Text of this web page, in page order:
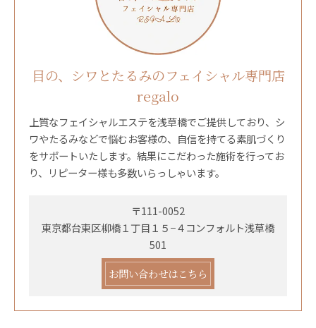
目の、シワとたるみのフェイシャル専門店
regalo
上質なフェイシャルエステを浅草橋でご提供しており、シ
ワやたるみなどで悩むお客様の、自信を持てる素肌づくり
をサポートいたします。結果にこだわった施術を行ってお
り、リピーター様も多数いらっしゃいます。
〒111-0052
東京都台東区柳橋１丁目１５−４コンフォルト浅草橋
501
お問い合わせはこちら